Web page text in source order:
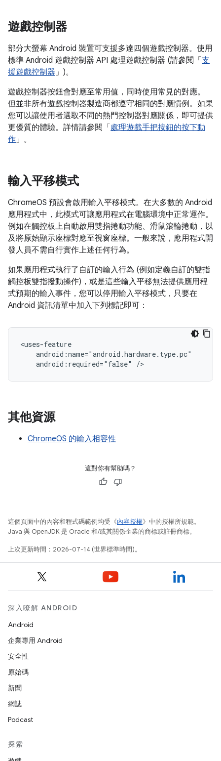
遊戲控制器
部分大螢幕 Android 裝置可支援多達四個遊戲控制器。使用
標準 Android 遊戲控制器 API 處理遊戲控制器 (請參閱「 支
援遊戲控制器」)。
遊戲控制器按鈕會對應至常用值，同時使用常見的對應。
但並非所有遊戲控制器製造商都遵守相同的對應慣例。如果
您可以讓使用者選取不同的熱門控制器對應關係，即可提供
更優質的體驗。詳情請參閱「 處理遊戲手把按鈕的按下動
作」。
輸入平移模式
ChromeOS 預設會啟用輸入平移模式。在大多數的 Android
應用程式中，此模式可讓應用程式在電腦環境中正常運作。
例如在觸控板上自動啟用雙指捲動功能、滑鼠滾輪捲動，以
及將原始顯示座標對應至視窗座標。一般來說，應用程式開
發人員不需自行實作上述任何行為。
如果應用程式執行了自訂的輸入行為 (例如定義自訂的雙指
觸控板雙指撥動操作)，或是這些輸入平移無法提供應用程
式預期的輸入事件，您可以停用輸入平移模式，只要在
Android 資訊清單中加入下列標記即可：
android:required="false"
其他資源
ChromeOS 的輸入相容性
這對你有幫助嗎？
這個頁面中的內容和程式碼範例均受《內容授權》中的授權所規範。
Java 與 OpenJDK 是 Oracle 和/或其關係企業的商標或註冊商標。
上次更新時間：2026-07-14 (世界標準時間)。
深入瞭解 ANDROID
Android
企業專用 Android
安全性
原始碼
新聞
網誌
Podcast
探索